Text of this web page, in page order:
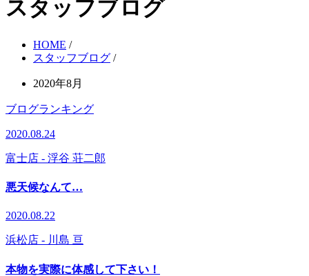
スタッフブログ
HOME /
スタッフブログ /
2020年8月
ブログランキング
2020.08.24
富士店 - 浮谷 荘二郎
悪天候なんて…
2020.08.22
浜松店 - 川島 亘
本物を実際に体感して下さい！